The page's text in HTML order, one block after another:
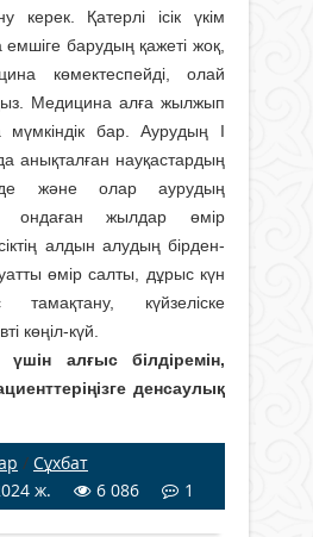
керек. Қатерлі ісік үкім
барудың қажеті жоқ,
көмектеспейді, олай
Медицина алға жылжып
мүмкіндік бар. Аурудың І
анықталған науқастардың
және олар аурудың
ондаған жылдар өмір
алдын алудың бірден-
өмір салты, дұрыс күн
тамақтану, күйзеліске
көңіл-күй.
алғыс білдіремін,
денсаулық
/ Сұхбат
ж.
6 086 1